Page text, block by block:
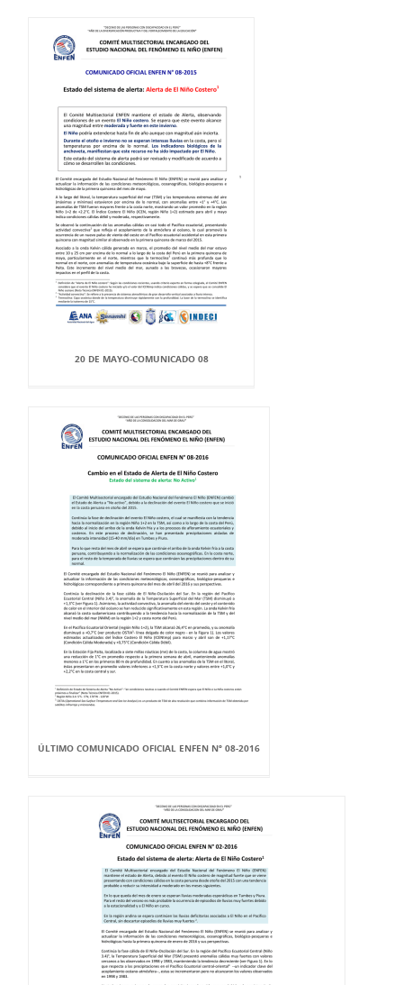
20 DE MAYO-COMUNICADO 08
ÚLTIMO COMUNICADO OFICIAL ENFEN Nº 08-2016